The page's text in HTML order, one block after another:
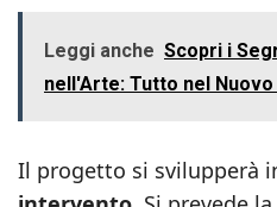
Leggi anche Scopri i
nell'Arte: Tutto nel
Il progetto si svilupperà